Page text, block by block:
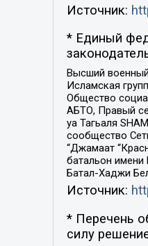
Источник:
* Единый
Высший
Исламская
Общество
АБТО, Правый
уа Тагьаля
сообщество
“Джамаат
батальон
Батал-Хаджи
Источник:
* Перечень
силу